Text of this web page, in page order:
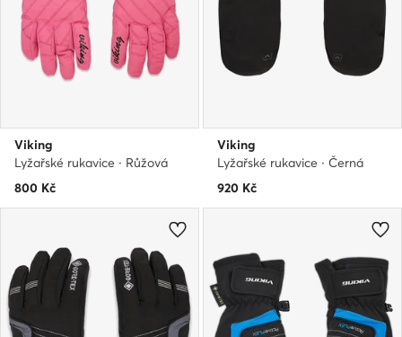
Viking
Lyžařské rukavice · Růžová
800 Kč
Viking
Lyžařské rukavice · Černá
920 Kč